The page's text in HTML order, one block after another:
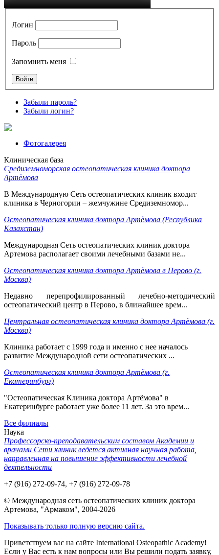
Логин
Пароль
Запомнить меня
Забыли пароль?
Забыли логин?
Фотогалерея
Клиническая база
Средиземноморская остеопатическая клиника доктора
Артёмова
В Международную Сеть остеопатических клиник входит
клиника в Черногории – жемчужине Средиземномор...
Остеопатическая клиника доктора Артёмова (Республика
Казахстан)
Международная Сеть остеопатических клиник доктора
Артемова располагает своими лечебными базами не...
Остеопатическая клиника доктора Артёмова в Перово (г.
Москва)
Недавно перепрофилированный лечебно-методический
остеопатический центр в Перово, в ближайшее врем...
Центральная остеопатическая клиника доктора Артёмова (г.
Москва)
Клиника работает с 1999 года и именно с нее началось
развитие Международной сети остеопатических ...
Остеопатическая клиника доктора Артёмова (г.
Екатеринбург)
"Остеопатическая Клиника доктора Артёмова" в
Екатеринбурге работает уже более 11 лет. За это врем...
Все филиалы
Наука
Профессорско-преподавательским составом Академии и
врачами Сети клиник ведется активная научная работа,
направленная на повышение эффективности лечебной
деятельности
+7 (916) 272-09-74, +7 (916) 272-09-78
© Международная сеть остеопатических клиник доктора
Артемова, "Армаком", 2004-2026
Показывать только полную версию сайта.
Приветствуем вас на сайте International Osteopathic Academy!
Если у Вас есть к нам вопросы или Вы решили подать заявку,